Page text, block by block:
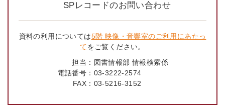
SPレコードのお問い合わせ
資料の利用については5階 映像・音響室のご利用にあたっ
てをご覧ください。
担当： 図書情報部 情報検索係
電話番号： 03-3222-2574
FAX： 03-5216-3152